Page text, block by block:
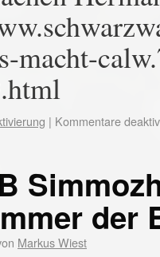
macht-
| Kommentare
der
Markus Wiest